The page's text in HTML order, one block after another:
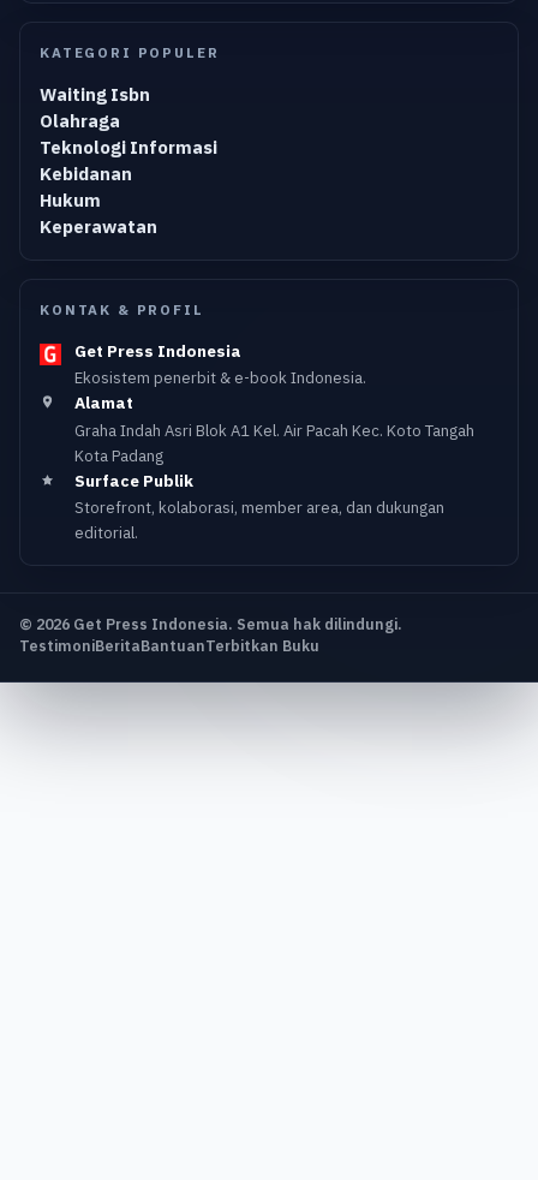
KATEGORI POPULER
Waiting Isbn
Olahraga
Teknologi Informasi
Kebidanan
Hukum
Keperawatan
KONTAK & PROFIL
Get Press Indonesia
Ekosistem penerbit & e-book Indonesia.
Alamat
Graha Indah Asri Blok A1 Kel. Air Pacah Kec. Koto Tangah
Kota Padang
Surface Publik
Storefront, kolaborasi, member area, dan dukungan
editorial.
© 2026 Get Press Indonesia. Semua hak dilindungi.
TestimoniBeritaBantuanTerbitkan Buku